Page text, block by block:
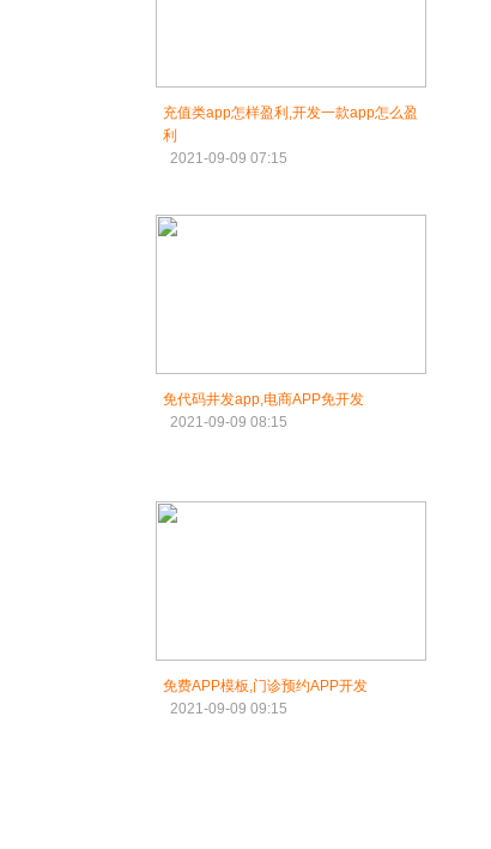
充值类app怎样盈利,开发一款app怎么盈
利
2021-09-09 07:15
免代码井发app,电商APP免开发
2021-09-09 08:15
免费APP模板,门诊预约APP开发
2021-09-09 09:15